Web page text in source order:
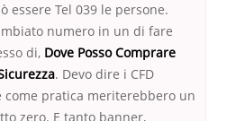
essere Tel 039 le persone.
numero in un di fare
di, Dove Posso Comprare
. Devo dire i CFD
come pratica meriterebbero un
zero. E tanto banner,